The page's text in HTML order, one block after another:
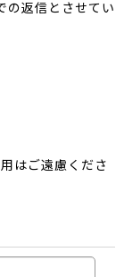
の返信とさせてい
はご遠慮くださ